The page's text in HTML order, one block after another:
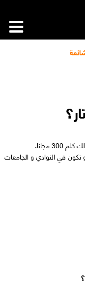
مجانا.
تكون في النوادي و الجامعات